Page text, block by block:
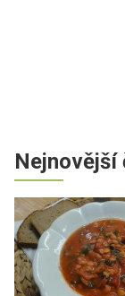
Nejnovější